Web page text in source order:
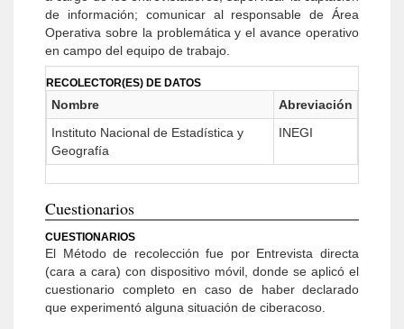
de información; comunicar al responsable de Área
Operativa sobre la problemática y el avance operativo
en campo del equipo de trabajo.
RECOLECTOR(ES) DE DATOS
Nombre
Abreviación
Instituto Nacional de Estadística y
Geografía
INEGI
Cuestionarios
CUESTIONARIOS
El Método de recolección fue por Entrevista directa
(cara a cara) con dispositivo móvil, donde se aplicó el
cuestionario completo en caso de haber declarado
que experimentó alguna situación de ciberacoso.